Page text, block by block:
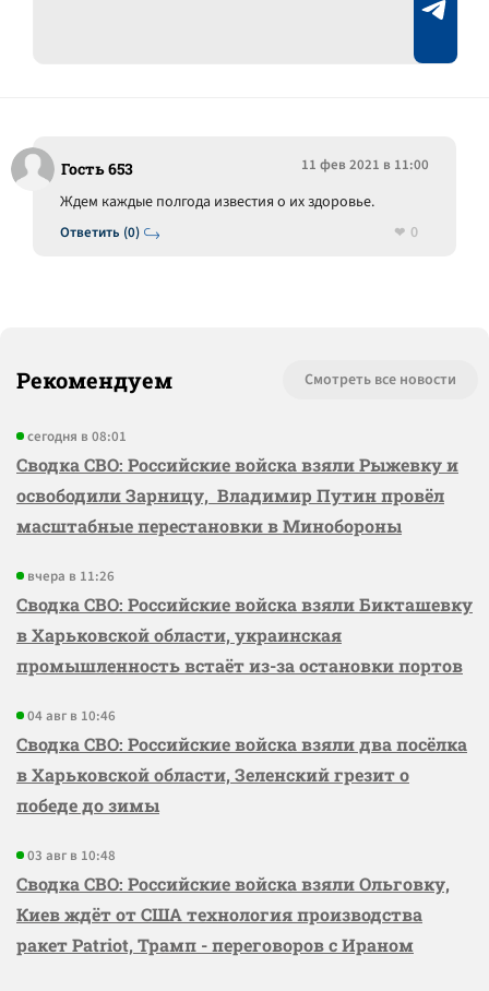
Гость 653 11 фев 2021 в 11:00
Ответить (0)
Ждем каждые полгода известия о их здоровье.
0
Рекомендуем Смотреть все новости
сегодня в 08:01
Сводка СВО: Российские войска взяли Рыжевку и
освободили Зарницу, Владимир Путин провёл
масштабные перестановки в Минобороны
вчера в 11:26
Сводка СВО: Российские войска взяли Бикташевку
в Харьковской области, украинская
промышленность встаёт из-за остановки портов
04 авг в 10:46
Сводка СВО: Российские войска взяли два посёлка
в Харьковской области, Зеленский грезит о
победе до зимы
03 авг в 10:48
Сводка СВО: Российские войска взяли Ольговку,
Киев ждёт от США технология производства
ракет Patriot, Трамп - переговоров с Ираном